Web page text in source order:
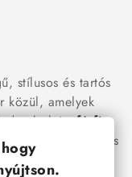
stílusos és tartós
közül, amelyek
darabok is:férfi
és
a